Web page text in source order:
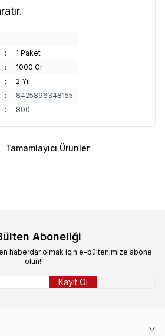
:
1 Paket
:
1000 Gr
:
2 Yıl
:
8425896348155
: 800
Tamamlayıcı Ürünler
Aboneliği
haberdar olmak için e-bültenimize abone
olun!
Kayıt Ol